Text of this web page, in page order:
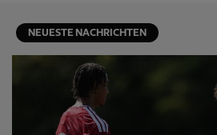
NEUESTE NACHRICHTEN